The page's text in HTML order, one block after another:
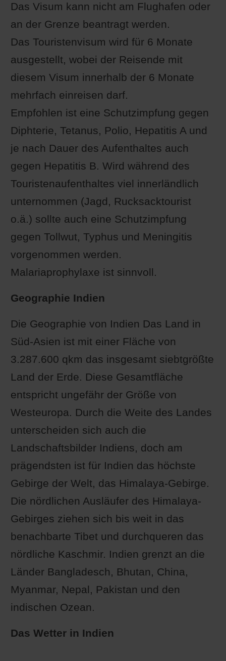
Das Visum kann nicht am Flughafen oder
an der Grenze beantragt werden.
Das Touristenvisum wird für 6 Monate
ausgestellt, wobei der Reisende mit
diesem Visum innerhalb der 6 Monate
mehrfach einreisen darf.
Empfohlen ist eine Schutzimpfung gegen
Diphterie, Tetanus, Polio, Hepatitis A und
je nach Dauer des Aufenthaltes auch
gegen Hepatitis B. Wird während des
Touristenaufenthaltes viel innerländlich
unternommen (Jagd, Rucksacktourist
o.ä.) sollte auch eine Schutzimpfung
gegen Tollwut, Typhus und Meningitis
vorgenommen werden.
Malariaprophylaxe ist sinnvoll.
Geographie Indien
Die Geographie von Indien Das Land in
Süd-Asien ist mit einer Fläche von
3.287.600 qkm das insgesamt siebtgrößte
Land der Erde. Diese Gesamtfläche
entspricht ungefähr der Größe von
Westeuropa. Durch die Weite des Landes
unterscheiden sich auch die
Landschaftsbilder Indiens, doch am
prägendsten ist für Indien das höchste
Gebirge der Welt, das Himalaya-Gebirge.
Die nördlichen Ausläufer des Himalaya-
Gebirges ziehen sich bis weit in das
benachbarte Tibet und durchqueren das
nördliche Kaschmir. Indien grenzt an die
Länder Bangladesch, Bhutan, China,
Myanmar, Nepal, Pakistan und den
indischen Ozean.
Das Wetter in Indien